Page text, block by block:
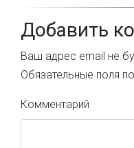
Добавить
Ваш адрес email не
Обязательные поля
Комментарий